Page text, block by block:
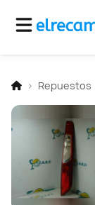
Repuestos